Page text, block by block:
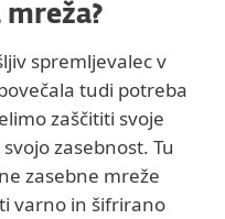
spremljevalec v
tudi potreba
zaščititi svoje
zasebnost. Tu
zasebne mreže
varno in šifrirano